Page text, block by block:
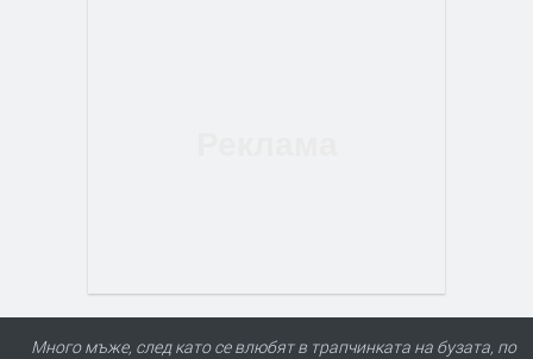
Много мъже, след като се влюбят в трапчинката на бузата, по